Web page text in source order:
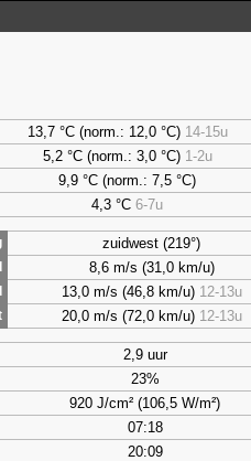
13,7 °C (norm.: 12,0 °C) 14-15u
5,2°C (norm.: 3,0 °C) 1-2u
9,9 °C (norm.: 7,5 °C)
4,3 °C6-7u
zuidwest (219°)
8,6 m/s (31,0 km/u)
13,0 m/s (46,8 km/u) 12-13u
20,0 m/s (72,0 km/u) 12-13u
2,9 uur
23%
920 J/cm² (106,5 W/m²)
07:18
20:09